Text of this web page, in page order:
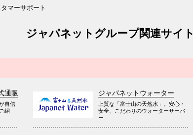
マーサポート
ジャパネットグループ関連サイト
通販
自信
紹
ジャパネットウォーター
上質な「富士山の天然水」。安心・
安全、こだわりのウォーターサーバ
ー